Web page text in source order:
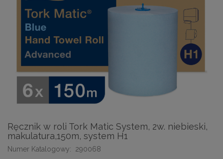
Ręcznik w roli Tork Matic System, 2w. niebieski,
makulatura,150m, system H1
Numer Katalogowy: 290068